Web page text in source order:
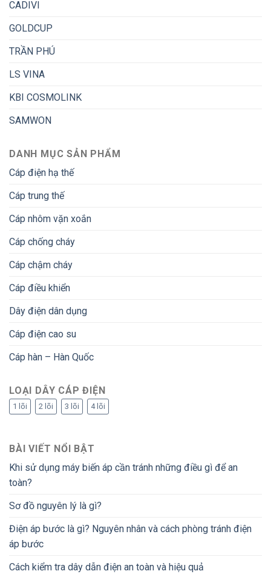
CADIVI
GOLDCUP
TRẦN PHÚ
LS VINA
KBI COSMOLINK
SAMWON
DANH MỤC SẢN PHẨM
Cáp điện hạ thế
Cáp trung thế
Cáp nhôm vặn xoắn
Cáp chống cháy
Cáp chậm cháy
Cáp điều khiển
Dây điện dân dụng
Cáp điện cao su
Cáp hàn – Hàn Quốc
LOẠI DÂY CÁP ĐIỆN
1 lõi 2 lõi 3 lõi 4 lõi
BÀI VIẾT NỔI BẬT
Khi sử dụng máy biến áp cần tránh những điều gì để an
toàn?
Sơ đồ nguyên lý là gì?
Điện áp bước là gì? Nguyên nhân và cách phòng tránh điện
áp bước
Cách kiểm tra dây dẫn điện an toàn và hiệu quả